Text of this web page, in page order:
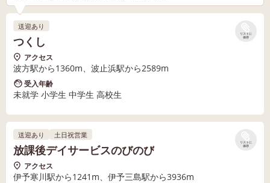
リストに
保存
送迎あり
つくし
アクセス
波方駅から1360m、波止浜駅から2589m
受入年齢
未就学 小学生 中学生 高校生
リストに
保存
送迎あり 土日祝営業
放課後デイサービスのびのび
アクセス
伊予寒川駅から1241m、伊予三島駅から3936m